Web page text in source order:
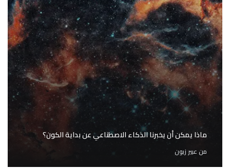
ماذا يمكن أن يخبرنا الذكاء الاصطناعي عن بداية الكون؟
من عبير زبون